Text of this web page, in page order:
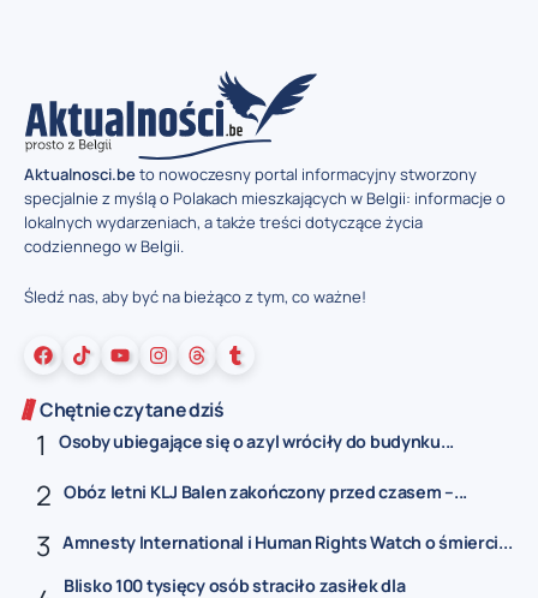
Aktualnosci.beto nowoczesny portal informacyjny stworzony
specjalnie z myślą o Polakach mieszkających w Belgii: informacje o
lokalnych wydarzeniach, a także treści dotyczące życia
codziennego w Belgii.
Śledź nas, aby być na bieżąco z tym, co ważne!
Chętnie czytane dziś
Osoby ubiegające się o azyl wróciły do budynku...
Obóz letni KLJ Balen zakończony przed czasem –...
Amnesty International i Human Rights Watch o śmierci...
Blisko 100 tysięcy osób straciło zasiłek dla